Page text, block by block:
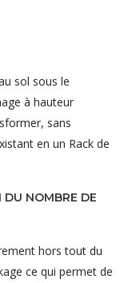
sol sous le
à hauteur
sans
en un Rack de
NOMBRE DE
hors tout du
ce qui permet de